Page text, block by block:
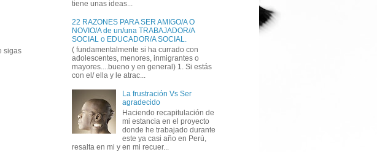
sigas
tiene unas ideas...
22 RAZONES PARA SER AMIGO/A O
NOVIO/A de un/una TRABAJADOR/A
SOCIAL o EDUCADOR/A SOCIAL‏.
( fundamentalmente si ha currado con
adolescentes, menores, inmigrantes o
mayores....bueno y en general) 1. Si estás
con el/ ella y le atrac...
La frustración Vs Ser
agradecido
Haciendo recapitulación de
mi estancia en el proyecto
donde he trabajado durante
este ya casi año en Perú,
resalta en mi y en mi recuer...